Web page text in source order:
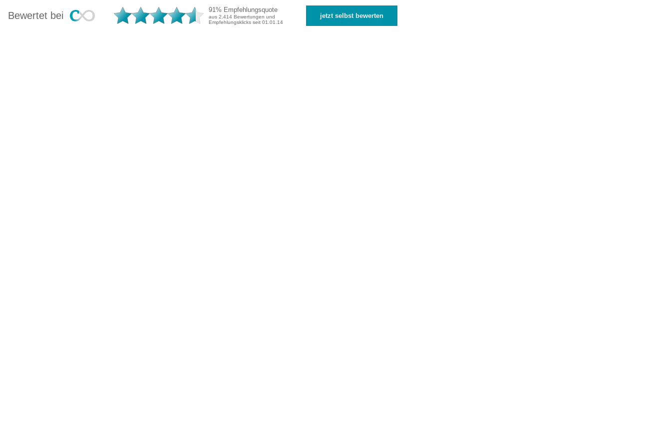
Bewertet bei
91% Empfehlungsquote
aus 2.414 Bewertungen und
Empfehlungsklicks seit 01.01.14
jetzt selbst bewerten